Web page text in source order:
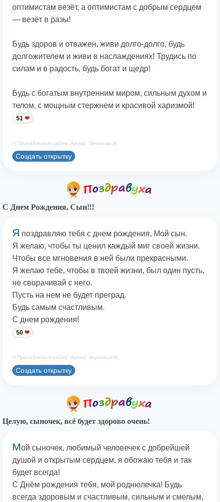
оптимистам везёт, а оптимистам с добрым сердцем
— везёт в разы!
Будь здоров и отважен, живи долго-долго, будь
долгожителем и живи в наслаждениях! Трудись по
силам и в радость, будь богат и щедр!
Будь с богатым внутренним миром, сильным духом и
телом, с мощным стержнем и красивой харизмой!
51
© Принадлежит сайту. Автор: Печенова В.
Создать открытку
С Днем Рождения, Сын!!!
Я поздравляю тебя с днем рождения, Мой сын.
Я желаю, чтобы ты ценил каждый миг своей жизни.
Чтобы все мгновения в ней были прекрасными.
Я желаю тебе, чтобы в твоей жизни, был один пусть,
не сворачивай с него.
Пусть на нем не будет преград.
Будь самым счастливым.
С днем рождения!
50
© Принадлежит сайту. Автор: Берсанов М.
Создать открытку
Целую, сыночек, всё будет здорово очень!
Мой сыночек, любимый человечек с добрейшей
душой и открытым сердцем, я обожаю тебя и так
будет всегда!
С Днём рождения тебя, мой роднюлечка! Будь
всегда здоровым и счастливым, сильным и смелым,